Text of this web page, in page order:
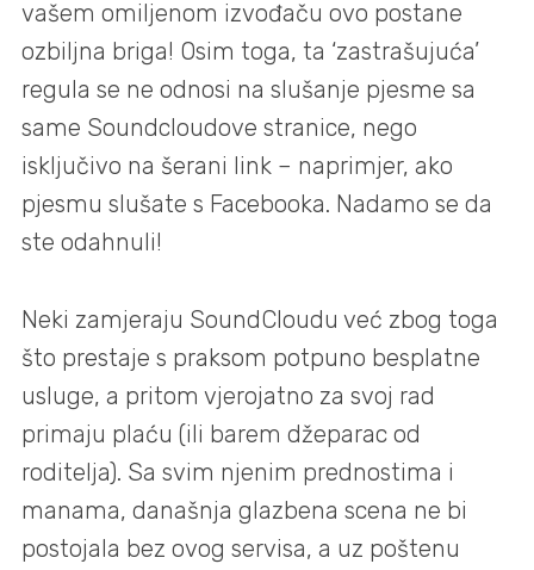
vašem omiljenom izvođaču ovo postane
ozbiljna briga! Osim toga, ta ‘zastrašujuća’
regula se ne odnosi na slušanje pjesme sa
same Soundcloudove stranice, nego
isključivo na šerani link – naprimjer, ako
pjesmu slušate s Facebooka. Nadamo se da
ste odahnuli!
Neki zamjeraju SoundCloudu već zbog toga
što prestaje s praksom potpuno besplatne
usluge, a pritom vjerojatno za svoj rad
primaju plaću (ili barem džeparac od
roditelja). Sa svim njenim prednostima i
manama, današnja glazbena scena ne bi
postojala bez ovog servisa, a uz poštenu